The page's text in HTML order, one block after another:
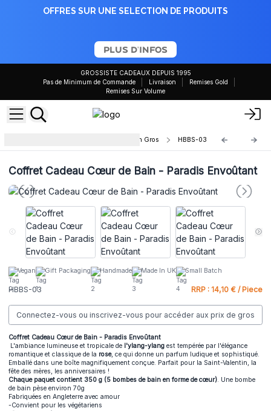
OFFRES SUR UNE SELECTION DE PRODUITS
PLUS D'INFOS
GROSSISTE CADEAUX DEPUIS 1995
Pas de Minimum de Commande
Livraison
Remises Gold
Remises Sur Volume
Coffrets Cadeaux Coeur de Bain en Gros HBBS-03
Coffret Cadeau Cœur de Bain - Paradis Envoûtant
Vegan Gift Packaging Handmade Made In UK Small Batch
HBBS-03 RRP : 14,10 € / Piece
Connectez-vous ou inscrivez-vous pour accéder aux prix de gros
Coffret Cadeau Cœur de Bain - Paradis Envoûtant
L'ambiance lumineuse et tropicale de l'ylang-ylang est tempérée par l'élégance
romantique et classique de la rose, ce qui donne un parfum ludique et sophistiqué.
Emballé dans une boîte magnifiquement conçue. Parfait pour la Saint-Valentin, la
fête des mères, les anniversaires !
Chaque paquet contient 350 g (5 bombes de bain en forme de cœur). Une bombe
de bain pèse environ 70g
Fabriquées en Angleterre avec amour
-Convient pour les végétariens